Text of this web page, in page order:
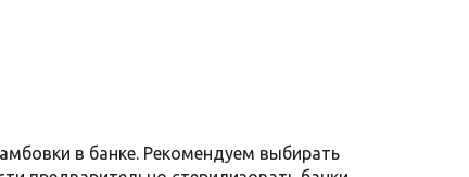
в банке. Рекомендуем выбирать